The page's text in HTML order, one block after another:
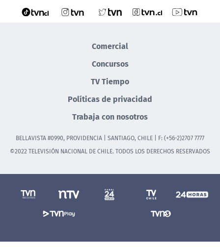
Comercial
Concursos
TV Tiempo
Políticas de privacidad
Trabaja con nosotros
BELLAVISTA #0990, PROVIDENCIA | SANTIAGO, CHILE | F: (+56-2)2707 7777
©2022 TELEVISIÓN NACIONAL DE CHILE. TODOS LOS DERECHOS RESERVADOS